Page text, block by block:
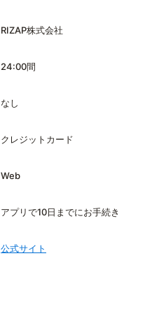
RIZAP株式会社
24:00間
なし
クレジットカード
Web
アプリで10日までにお手続き
公式サイト